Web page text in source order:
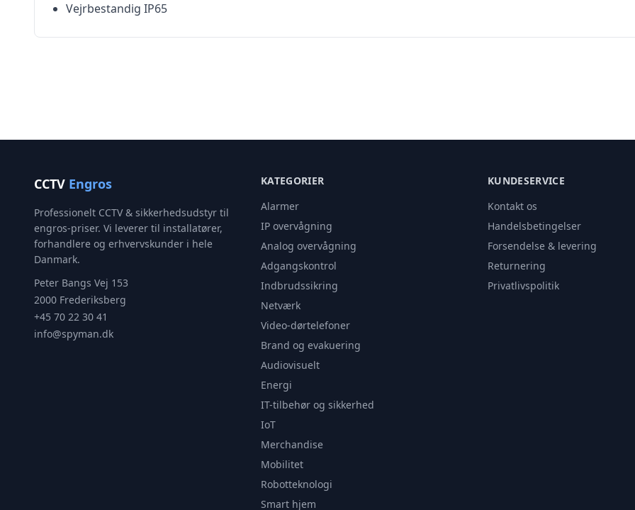
Vejrbestandig IP65
CCTV Engros
Professionelt CCTV & sikkerhedsudstyr til
engros-priser. Vi leverer til installatører,
forhandlere og erhvervskunder i hele
Danmark.
Peter Bangs Vej 153
2000 Frederiksberg
+45 70 22 30 41
info@spyman.dk
KATEGORIER
Alarmer
IP overvågning
Analog overvågning
Adgangskontrol
Indbrudssikring
Netværk
Video-dørtelefoner
Brand og evakuering
Audiovisuelt
Energi
IT-tilbehør og sikkerhed
IoT
Merchandise
Mobilitet
Robotteknologi
Smart hjem
KUNDESERVICE
Kontakt os
Handelsbetingelser
Forsendelse & levering
Returnering
Privatlivspolitik